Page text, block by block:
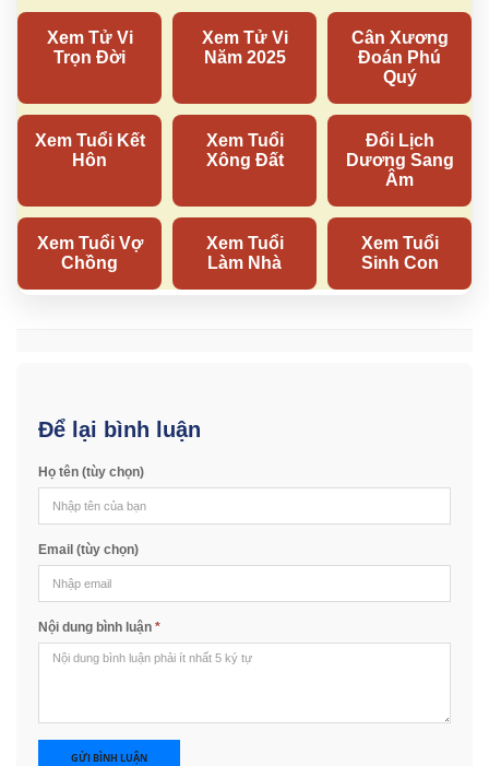
Để lại bình luận
Họ tên (tùy chọn)
Email (tùy chọn)
Nội dung bình luận *
GỬI BÌNH LUẬN